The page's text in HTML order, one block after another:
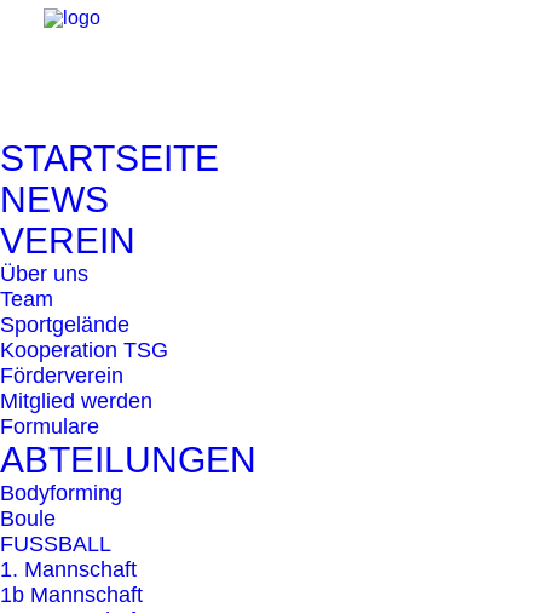
STARTSEITE
NEWS
VEREIN
Über uns
Team
Sportgelände
Kooperation TSG
Förderverein
Mitglied werden
Formulare
ABTEILUNGEN
Bodyforming
Boule
FUSSBALL
1. Mannschaft
1b Mannschaft